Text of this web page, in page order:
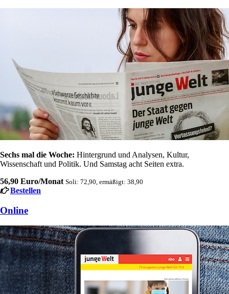
Sechs mal die Woche: Hintergrund und Analysen, Kultur,
Wissenschaft und Politik. Und Samstag acht Seiten extra.
56,90 Euro/Monat Soli: 72,90, ermäßigt: 38,90
Bestellen
Online